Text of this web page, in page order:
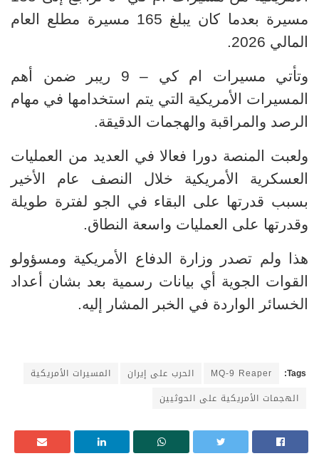
مسيرة بعدما كان يبلغ 165 مسيرة مطلع العام
المالي 2026.
وتأتي مسيرات ام كي – 9 ريبر ضمن أهم
المسيرات الأمريكية التي يتم استخدامها في مهام
الرصد والمراقبة والهجمات الدقيقة.
ولعبت المنصة دورا فعالا في العديد من العمليات
العسكرية الأمريكية خلال النصف عام الأخير
بسبب قدرتها على البقاء في الجو لفترة طويلة
وقدرتها على العمليات واسعة النطاق.
هذا ولم تصدر وزارة الدفاع الأمريكية ومسؤولو
القوات الجوية أي بيانات رسمية بعد بشان أعداد
الخسائر الواردة في الخبر المشار إليه.
Tags:
MQ-9 Reaper الحرب على إيران
المسيرات الأمريكية
الهجمات الأمريكية على الحوثيين